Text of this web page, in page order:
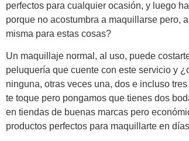
perfectos para cualquier ocasión, y luego
porque no acostumbra a maquillarse pero,
misma para estas cosas?
Un maquillaje normal, al uso, puede
peluquería que cuente con este servicio y
ninguna, otras veces una, dos e incluso
te toque pero pongamos que tienes dos
en tiendas de buenas marcas pero
productos perfectos para maquillarte en